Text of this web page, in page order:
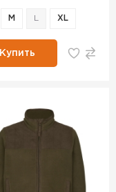
M XL
Купить